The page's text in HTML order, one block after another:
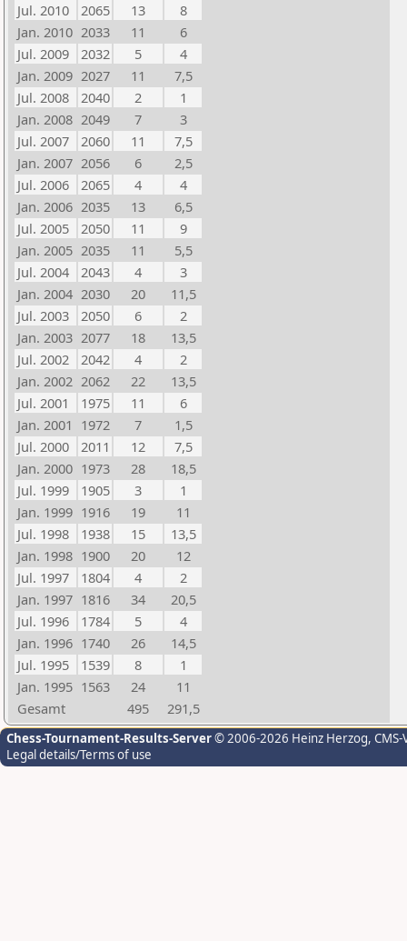
Jul. 2010
2065 13
8
Jan. 2010 2033 11
6
Jul. 2009
2032 5
4
Jan. 2009 2027 11
7,5
Jul. 2008
2040 2
1
Jan. 2008 2049 7
3
Jul. 2007
2060 11
7,5
Jan. 2007 2056 6
2,5
Jul. 2006
2065 4
4
Jan. 2006 2035 13
6,5
Jul. 2005
2050 11
9
Jan. 2005 2035 11
5,5
Jul. 2004
2043 4
3
Jan. 2004 2030 20
11,5
Jul. 2003
2050 6
2
Jan. 2003 2077 18
13,5
Jul. 2002
2042 4
2
Jan. 2002 2062 22
13,5
Jul. 2001
1975 11
6
Jan. 2001 1972 7
1,5
Jul. 2000
2011 12
7,5
Jan. 2000 1973 28
18,5
Jul. 1999
1905 3
1
Jan. 1999 1916 19
11
Jul. 1998
1938 15
13,5
Jan. 1998 1900 20
12
Jul. 1997
1804 4
2
Jan. 1997 1816 34
20,5
Jul. 1996
1784 5
4
Jan. 1996 1740 26
14,5
Jul. 1995
1539 8
1
Jan. 1995 1563 24
11
Gesamt
495 291,5
Chess-Tournament-Results-Server© 2006-2026 Heinz Herzog,
Legal details/Terms of use